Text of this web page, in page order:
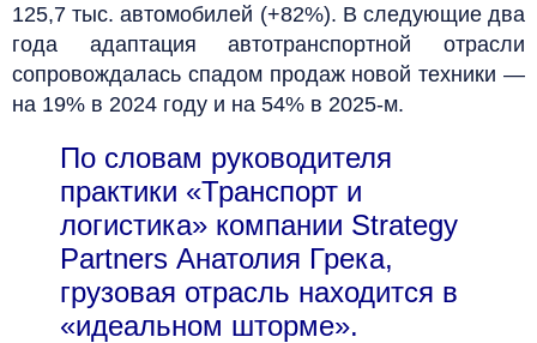
125,7 тыс. автомобилей (+82%). В следующие два
года адаптация автотранспортной отрасли
сопровождалась спадом продаж новой техники —
на 19% в 2024 году и на 54% в 2025-м.
По словам руководителя
практики «Транспорт и
логистика» компании Strategy
Partners Анатолия Грека,
грузовая отрасль находится в
«идеальном шторме».